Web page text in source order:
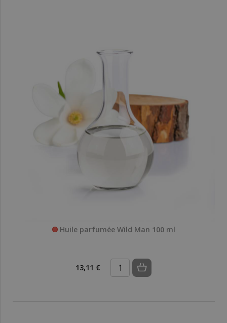
Huile parfumée Wild Man 100 ml
13,11 €